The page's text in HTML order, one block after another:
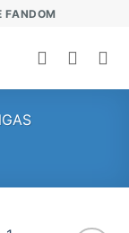
FANDOM